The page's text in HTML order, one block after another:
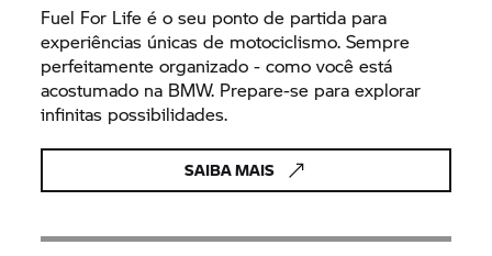
Fuel For Life é o seu ponto de partida para
experiências únicas de motociclismo. Sempre
perfeitamente organizado - como você está
acostumado na BMW. Prepare-se para explorar
infinitas possibilidades.
SAIBA MAIS